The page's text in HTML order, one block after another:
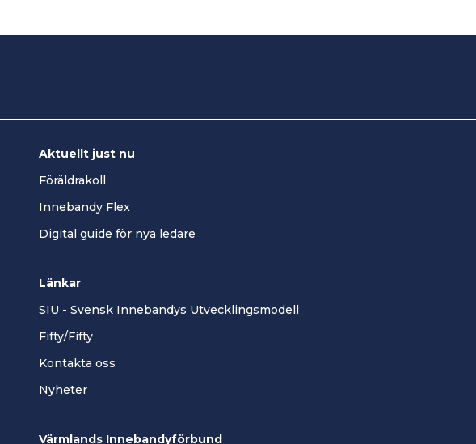
Aktuellt just nu
Föräldrakoll
Innebandy Flex
Digital guide för nya ledare
Länkar
SIU - Svensk Innebandys Utvecklingsmodell
Fifty/Fifty
Kontakta oss
Nyheter
Värmlands Innebandyförbund